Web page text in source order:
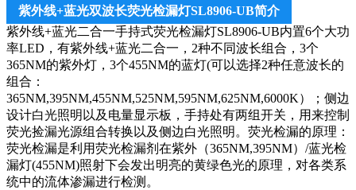
紫外线+蓝光双波长荧光检漏灯SL8906-UB简介
紫外线+蓝光二合一手持式荧光检漏灯SL8906-UB内置6个大功
率LED，有紫外线+蓝光二合一，2种不同波长组合，3个
365NM的紫外灯，3个455NM的蓝灯(可以选择2种任意波长的
组合：
365NM,395NM,455NM,525NM,595NM,625NM,6000K）；侧边
设计白光照明以及电量显示板，手持处有两组开关，用来控制
荧光捡漏光源组合转换以及侧边白光照明。荧光检漏的原理：
荧光检漏是利用荧光检漏剂在紫外（365NM,395NM）/蓝光检
漏灯(455NM)照射下会发出明亮的黄绿色光的原理，对各类系
统中的流体渗漏进行检测。